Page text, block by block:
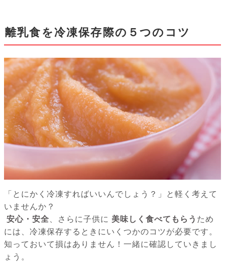
離乳食を冷凍保存際の５つのコツ
「とにかく冷凍すればいいんでしょう？」と軽く考えて
いませんか？
安心・安全 、さらに子供に 美味しく食べてもらう ため
には、冷凍保存するときにいくつかのコツが必要です。
知っておいて損はありません！一緒に確認していきまし
ょう。